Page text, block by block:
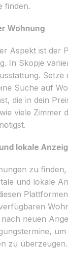
finden.
Wohnung
Aspekt ist der
In Skopje
Setze
Suche auf
die in dein
viele Zimmer
lokale
zu
und lokale
neuen
zu überzeugen.